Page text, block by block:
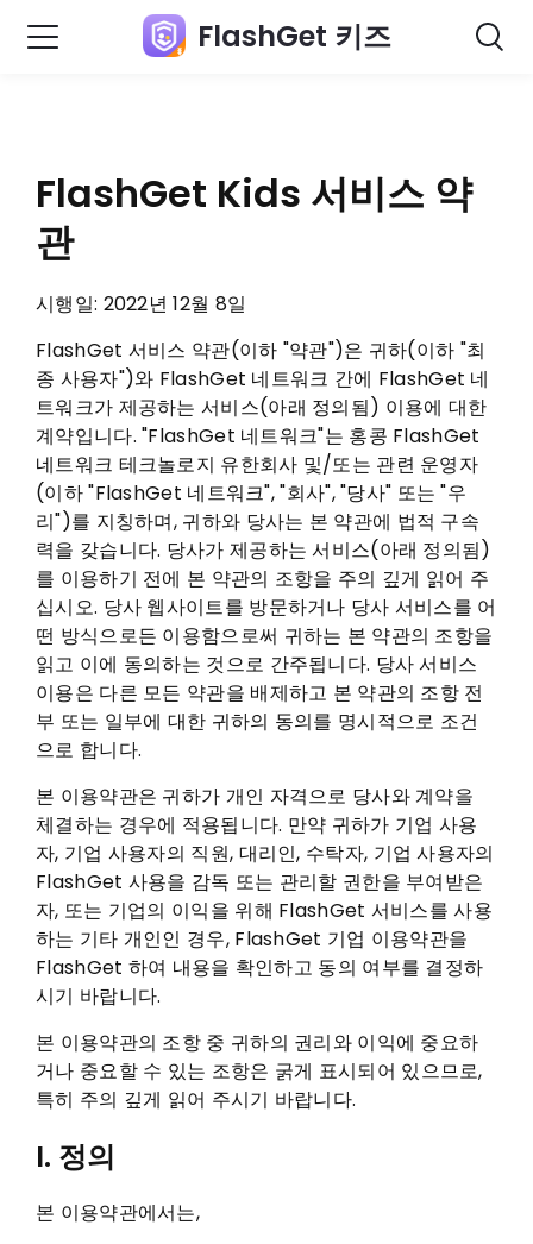
FlashGet 키즈
FlashGet Kids 서비스 약
관
시행일: 2022년 12월 8일
FlashGet 서비스 약관(이하 "약관")은 귀하(이하 "최
종 사용자")와 FlashGet 네트워크 간에 FlashGet 네
트워크가 제공하는 서비스(아래 정의됨) 이용에 대한
계약입니다. "FlashGet 네트워크"는 홍콩 FlashGet
네트워크 테크놀로지 유한회사 및/또는 관련 운영자
(이하 "FlashGet 네트워크", "회사", "당사" 또는 "우
리")를 지칭하며, 귀하와 당사는 본 약관에 법적 구속
력을 갖습니다. 당사가 제공하는 서비스(아래 정의됨)
를 이용하기 전에 본 약관의 조항을 주의 깊게 읽어 주
십시오. 당사 웹사이트를 방문하거나 당사 서비스를 어
떤 방식으로든 이용함으로써 귀하는 본 약관의 조항을
읽고 이에 동의하는 것으로 간주됩니다. 당사 서비스
이용은 다른 모든 약관을 배제하고 본 약관의 조항 전
부 또는 일부에 대한 귀하의 동의를 명시적으로 조건
으로 합니다.
본 이용약관은 귀하가 개인 자격으로 당사와 계약을
체결하는 경우에 적용됩니다. 만약 귀하가 기업 사용
자, 기업 사용자의 직원, 대리인, 수탁자, 기업 사용자의
FlashGet 사용을 감독 또는 관리할 권한을 부여받은
자, 또는 기업의 이익을 위해 FlashGet 서비스를 사용
하는 기타 개인인 경우, FlashGet 기업 이용약관을
FlashGet 하여 내용을 확인하고 동의 여부를 결정하
시기 바랍니다.
본 이용약관의 조항 중 귀하의 권리와 이익에 중요하
거나 중요할 수 있는 조항은 굵게 표시되어 있으므로,
특히 주의 깊게 읽어 주시기 바랍니다.
I. 정의
본 이용약관에서는,